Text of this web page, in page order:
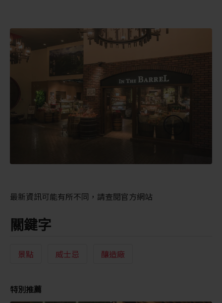
最新資訊可能有所不同，請查閱官方網站
關鍵字
景點 威士忌 釀造廠
特別推薦